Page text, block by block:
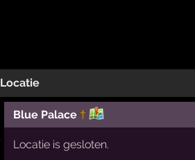
Locatie
Blue Palace †
Locatie is gesloten.